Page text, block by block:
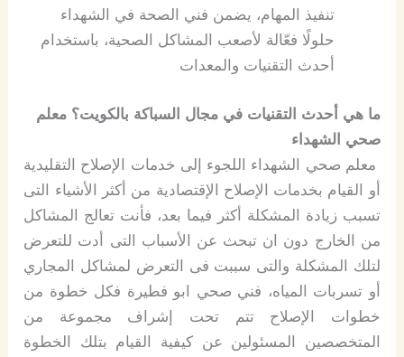
تنفيذ المهام، يضمن فني الصحة في الشهداء
حلولًا فعّالة لأصعب المشاكل الصحية، باستخدام
أحدث التقنيات والمعدات
ما هي أحدث التقنيات في مجال السباكة بالكويت؟ معلم
صحي الشهداء
معلم صحي الشهداء اللجوء إلى خدمات الإصلاح التقليدية
أو القيام بخدمات الإصلاح الإقتصادية من أكثر الأشياء التى
تسبب زيادة المشكلة أكثر فيما بعد، فأنت تعالج المشاكل
من الخارج دون ان تبحث عن الأسباب التى أدت للتعرض
لتلك المشكلة والتى سببت فى التعرض لمشاكل المجاري
أو تسربات المياه، فني صحي ابو فطيرة فكل خطوة من
خطوات الإصلاح تتم تحت إشراف مجموعة من
المتخصصين المسئولين عن كيفية القيام بتلك الخطوة